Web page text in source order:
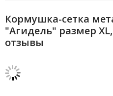
Кормушка-сетка
"Агидель" размер
отзывы